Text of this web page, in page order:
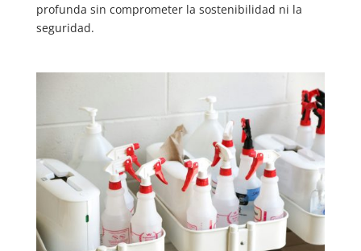
profunda sin comprometer la sostenibilidad ni la
seguridad.